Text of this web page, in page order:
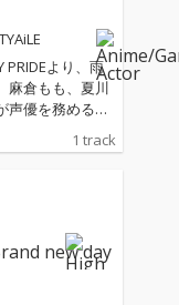
PRIDEより、雨
麻倉もも、夏川
声優を務めるユ
「TRINITYAiLE」
新曲「Gratitud
1 track